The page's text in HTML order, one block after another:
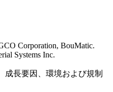
Corporation, BouMatic.
Systems Inc.
成長要因、環境および規制